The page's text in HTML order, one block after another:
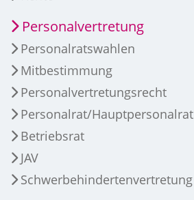
Personalvertretung
Personalratswahlen
Mitbestimmung
Personalvertretungsrecht
Personalrat/Hauptpersonalrat
Betriebsrat
JAV
Schwerbehindertenvertretung